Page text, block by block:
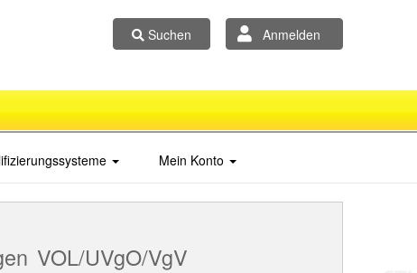
Suchen Anmelden
Mein Konto
VOL/UVgO/VgV